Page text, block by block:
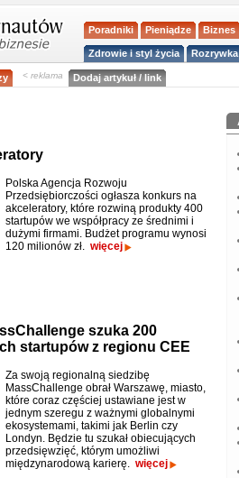
Poradniki Pieniądze Biznes
Zdrowie i styl życia Rozrywka
< reklama Dodaj artykuł / link
Polska Agencja Rozwoju
Przedsiębiorczości ogłasza konkurs na
akceleratory, które rozwiną produkty 400
startupów we współpracy ze średnimi i
dużymi firmami. Budżet programu wynosi
120 milionów zł. więcej
szuka 200
startupów z regionu CEE
Za swoją regionalną siedzibę
MassChallenge obrał Warszawę, miasto,
które coraz częściej ustawiane jest w
jednym szeregu z ważnymi globalnymi
ekosystemami, takimi jak Berlin czy
Londyn. Będzie tu szukał obiecujących
przedsięwzięć, którym umożliwi
międzynarodową karierę. więcej